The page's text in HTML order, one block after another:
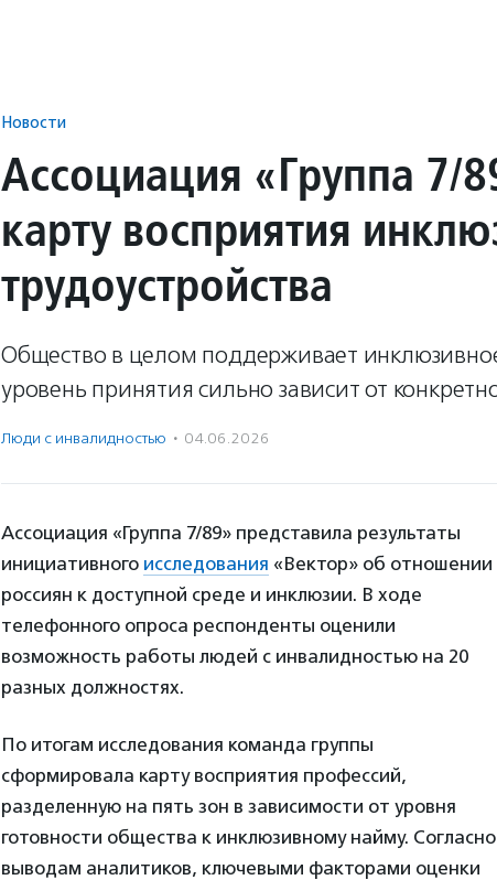
Новости
Ассоциация «Группа 7/
карту восприятия
трудоустройства
Общество в целом поддерживает
уровень принятия сильно зависит от
Люди с инвалидностью · 04.06.2026
Ассоциация «Группа 7/89» представила результаты
инициативного исследования «Вектор» об отношении
россиян к доступной среде и инклюзии. В ходе
телефонного опроса респонденты оценили
возможность работы людей с инвалидностью на 20
разных должностях.
По итогам исследования команда группы
сформировала карту восприятия профессий,
разделенную на пять зон в зависимости от уровня
готовности общества к инклюзивному найму. Согласно
выводам аналитиков, ключевыми факторами оценки